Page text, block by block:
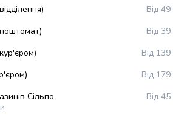
Від
Від
Від
Від
Сільпо
Від